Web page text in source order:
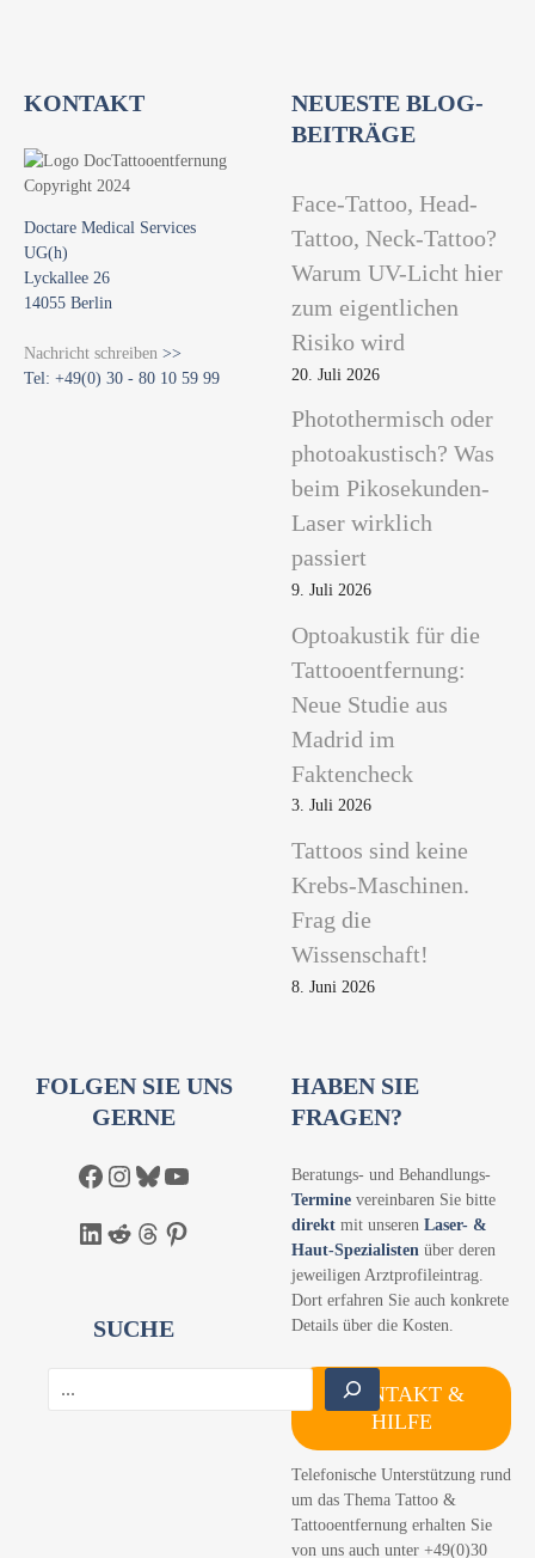
KONTAKT
Doctare Medical Services
UG(h)
Lyckallee 26
14055 Berlin
Nachricht schreiben >>
Tel: +49(0) 30 - 80 10 59 99
NEUESTE BLOG-
BEITRÄGE
Face-Tattoo, Head-
Tattoo, Neck-Tattoo?
Warum UV-Licht hier
zum eigentlichen
Risiko wird
20. Juli 2026
Photothermisch oder
photoakustisch? Was
beim Pikosekunden-
Laser wirklich
passiert
9. Juli 2026
Optoakustik für die
Tattooentfernung:
Neue Studie aus
Madrid im
Faktencheck
3. Juli 2026
Tattoos sind keine
Krebs-Maschinen.
Frag die
Wissenschaft!
8. Juni 2026
FOLGEN SIE UNS
GERNE
Facebook Instagram Bluesky YouTube
LinkedIn Reddit Threads Pinterest
SUCHE
HABEN SIE
FRAGEN?
Beratungs- und Behandlungs-
Termine vereinbaren Sie bitte
direkt mit unseren Laser- &
Haut-Spezialisten über deren
jeweiligen Arztprofileintrag.
Dort erfahren Sie auch konkrete
Details über die Kosten.
KONTAKT &
HILFE
Telefonische Unterstützung rund
um das Thema Tattoo &
Tattooentfernung erhalten Sie
von uns auch unter +49(0)30